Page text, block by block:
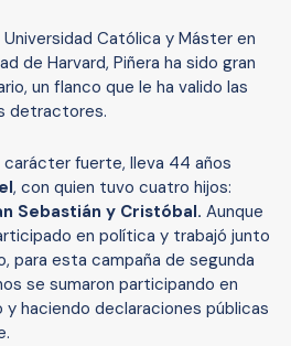
Católica y Máster en
de Harvard, Piñera ha sido gran
un flanco que le ha valido las
detractores.
fuerte, lleva 44 años
, con quien tuvo cuatro hijos:
Sebastián y Cristóbal. Aunque
en política y trabajó junto
para esta campaña de segunda
se sumaron participando en
haciendo declaraciones públicas